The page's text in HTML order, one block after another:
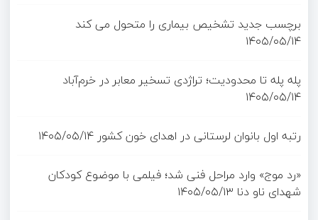
برچسب جدید تشخیص بیماری را متحول می کند
۱۴۰۵/۰۵/۱۴
پله پله تا محدودیت؛ تراژدی تسخیر معابر در خرم‌آباد
۱۴۰۵/۰۵/۱۴
رتبه اول بانوان لرستانی در اهدای خون کشور ۱۴۰۵/۰۵/۱۴
«رد موج» وارد مراحل فنی شد؛ فیلمی با موضوع کودکان
شهدای ناو دنا ۱۴۰۵/۰۵/۱۳